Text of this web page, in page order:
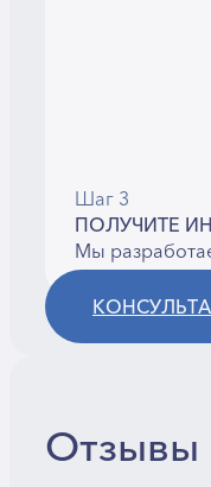
Шаг 3
ПОЛУЧИТЕ
Мы
Отзывы